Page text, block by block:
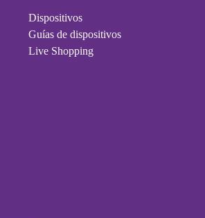
Dispositivos
Guías de dispositivos
Live Shopping